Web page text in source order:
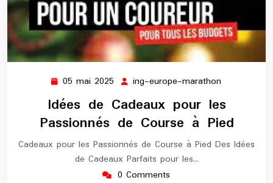
05 mai 2025 05
mai
2025
ing-europe-marathon
marathon
Idées de Cadeaux pour les
Passionnés de Course à Pied
Cadeaux pour les Passionnés de Course à Pied Des Idées
de Cadeaux Parfaits pour les…
0 Comments